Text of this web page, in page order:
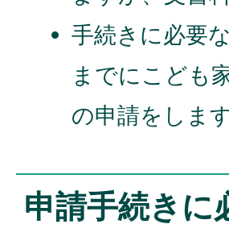
手続きに必要
までにこども
の申請をします
申請手続きに